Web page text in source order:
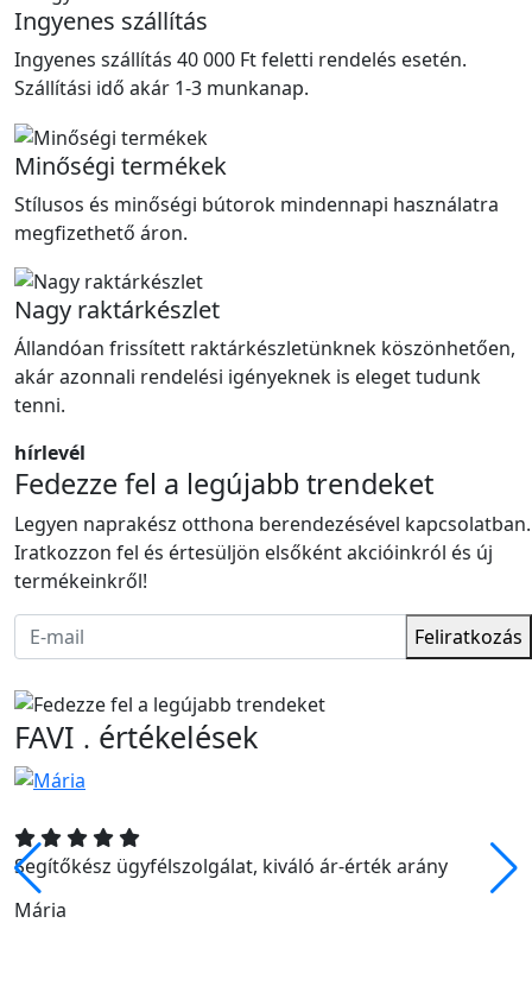
Ingyenes szállítás
Ingyenes szállítás 40 000 Ft feletti rendelés esetén.
Szállítási idő akár 1-3 munkanap.
Minőségi termékek
Stílusos és minőségi bútorok mindennapi használatra
megfizethető áron.
Nagy raktárkészlet
Állandóan frissített raktárkészletünknek köszönhetően,
akár azonnali rendelési igényeknek is eleget tudunk
tenni.
hírlevél
Fedezze fel a legújabb trendeket
Legyen naprakész otthona berendezésével kapcsolatban.
Iratkozzon fel és értesüljön elsőként akcióinkról és új
termékeinkről!
Feliratkozás
FAVI . értékelések
Segítőkész ügyfélszolgálat, kiváló ár-érték arány
Mária